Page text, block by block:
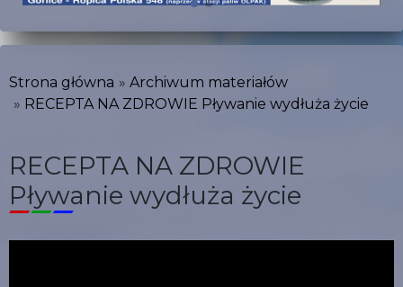
Strona główna
Archiwum materiałów
RECEPTA NA ZDROWIE Pływanie wydłuża życie
RECEPTA NA ZDROWIE
Pływanie wydłuża życie